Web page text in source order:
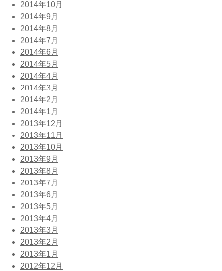
2014年10月
2014年9月
2014年8月
2014年7月
2014年6月
2014年5月
2014年4月
2014年3月
2014年2月
2014年1月
2013年12月
2013年11月
2013年10月
2013年9月
2013年8月
2013年7月
2013年6月
2013年5月
2013年4月
2013年3月
2013年2月
2013年1月
2012年12月